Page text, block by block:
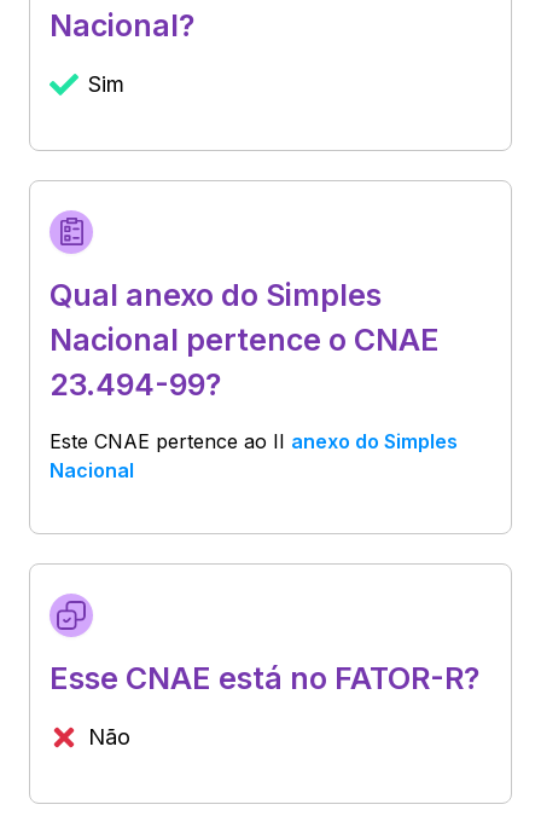
Nacional?
Sim
Qual anexo do Simples
Nacional pertence o CNAE
23.494-99?
Este CNAE pertence ao II anexo do Simples
Nacional
Esse CNAE está no FATOR-R?
Não